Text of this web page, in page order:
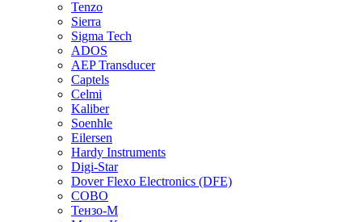
Tenzo
Sierra
Sigma Tech
ADOS
AEP Transducer
Captels
Celmi
Kaliber
Soenhle
Eilersen
Hardy Instruments
Digi-Star
Dover Flexo Electronics (DFE)
COBO
Тензо-М